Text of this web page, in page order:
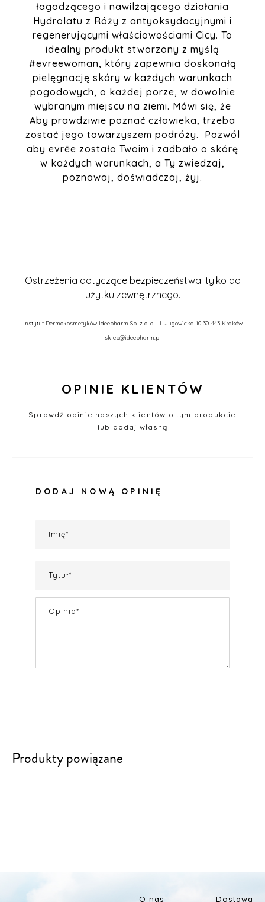
łagodzącego i nawilżającego działania
Hydrolatu z Róży z antyoksydacyjnymi i
regenerującymi właściowościami Cicy. To
idealny produkt stworzony z myślą
#evreewoman, który zapewnia doskonałą
pielęgnację skóry w każdych warunkach
pogodowych, o każdej porze, w dowolnie
wybranym miejscu na ziemi. Mówi się, że
Aby prawdziwie poznać człowieka, trzeba
zostać jego towarzyszem podróży. Pozwól
aby evrēe zostało Twoim i zadbało o skórę
w każdych warunkach, a Ty zwiedzaj,
poznawaj, doświadczaj, żyj.
Ostrzeżenia dotyczące bezpieczeństwa: tylko do
użytku zewnętrznego.
Instytut Dermokosmetyków Ideepharm Sp. z o. o. ul. Jugowicka 10 30-443 Kraków
sklep@ideepharm.pl
OPINIE KLIENTÓW
Sprawdź opinie naszych klientów o tym produkcie
lub dodaj własną
DODAJ NOWĄ OPINIĘ
Imię
Tytuł
Opinia
Produkty powiązane
O nas Dostawa